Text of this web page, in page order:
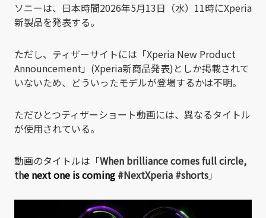
ソニーは、日本時間2026年5月13日（水）11時にXperia
新製品を発表する。
ただし、ティザーサイトには「Xperia New Product
Announcement」(Xperia新商品発表)としか掲載されて
いないため、どういったモデルが登場するかは不明。
ただひとつティザーショート動画には、異なるタイトル
が使用されている。
動画のタイトルは「When brilliance comes full circle,
the next one is coming #NextXperia #shorts」